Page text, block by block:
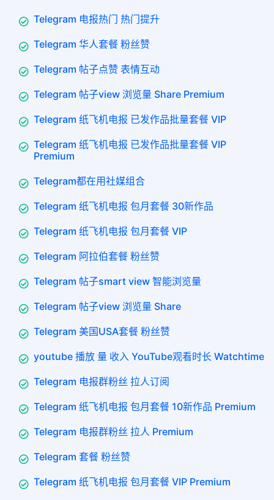
Telegram 电报热门 热门提升
Telegram 华人套餐 粉丝赞
Telegram 帖子点赞 表情互动
Telegram 帖子view 浏览量 Share Premium
Telegram 纸飞机电报 已发作品批量套餐 VIP
Telegram 纸飞机电报 已发作品批量套餐 VIP
Premium
Telegram都在用社媒组合
Telegram 纸飞机电报 包月套餐 30新作品
Telegram 纸飞机电报 包月套餐 VIP
Telegram 阿拉伯套餐 粉丝赞
Telegram 帖子smart view 智能浏览量
Telegram 帖子view 浏览量 Share
Telegram 美国USA套餐 粉丝赞
youtube 播放 量 收入 YouTube观看时长 Watchtime
Telegram 电报群粉丝 拉人订阅
Telegram 纸飞机电报 包月套餐 10新作品 Premium
Telegram 电报群粉丝 拉人 Premium
Telegram 套餐 粉丝赞
Telegram 纸飞机电报 包月套餐 VIP Premium